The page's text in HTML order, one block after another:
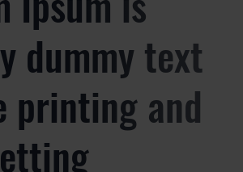
dummy text
printing and